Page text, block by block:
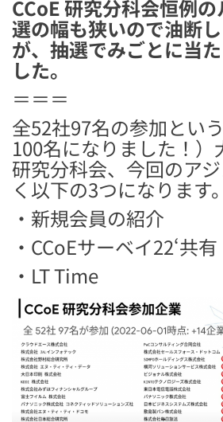
CCoE 研究分科会恒例
選の幅も狭いので油断
が、抽選でみごとに当
した。
＝＝＝
全52社97名の参加とい
100名になりました！）
研究分科会、今回のア
く以下の3つになります。
・新規会員の紹介
・CCoEサーベイ22‘共有
・LT Time